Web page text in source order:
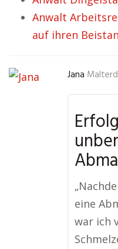
Anwalt
auf ihren
Jana
eine
war ich